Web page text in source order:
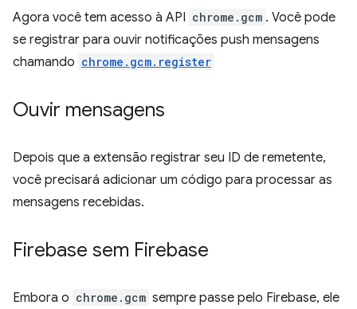
Agora você tem acesso à API chrome.gcm . Você pode
se registrar para ouvir notificações push mensagens
chamando chrome.gcm.register
Ouvir mensagens
Depois que a extensão registrar seu ID de remetente,
você precisará adicionar um código para processar as
mensagens recebidas.
Firebase sem Firebase
Embora o chrome.gcm sempre passe pelo Firebase, ele